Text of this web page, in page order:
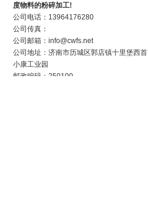
度物料的粉碎加工!
公司电话：13964176280
公司传真：
公司邮箱：info@cwfs.net
公司地址：济南市历城区郭店镇十里堡西首
小康工业园
邮政编码：250100